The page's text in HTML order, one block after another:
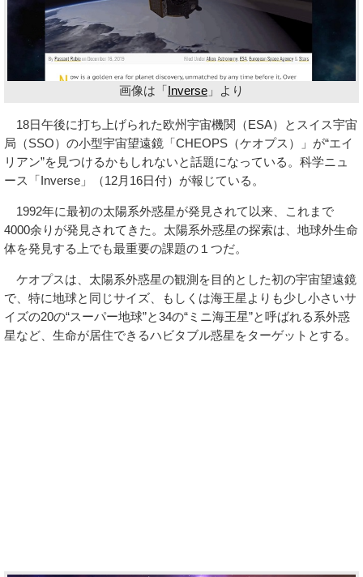
画像は「Inverse 」より
18日午後に打ち上げられた欧州宇宙機関（ESA）とスイス宇宙
局（SSO）の小型宇宙望遠鏡「CHEOPS（ケオプス）」が“エイ
リアン”を見つけるかもしれないと話題になっている。科学ニュ
ース「Inverse」（12月16日付）が報じている。
1992年に最初の太陽系外惑星が発見されて以来、これまで
4000余りが発見されてきた。太陽系外惑星の探索は、地球外生命
体を発見する上でも最重要の課題の１つだ。
ケオプスは、太陽系外惑星の観測を目的とした初の宇宙望遠鏡
で、特に地球と同じサイズ、もしくは海王星よりも少し小さいサ
イズの20の“スーパー地球”と34の“ミニ海王星”と呼ばれる系外惑
星など、生命が居住できるハビタブル惑星をターゲットとする。